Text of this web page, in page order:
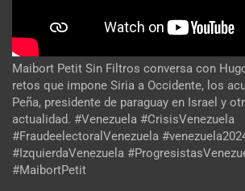
Maibort Petit Sin Filtros conversa con
retos que impone Siria a Occidente, los
Peña, presidente de paraguay en Israel y
actualidad. #Venezuela #CrisisVenezuela
#FraudeelectoralVenezuela
#IzquierdaVenezuela
#MaibortPetit